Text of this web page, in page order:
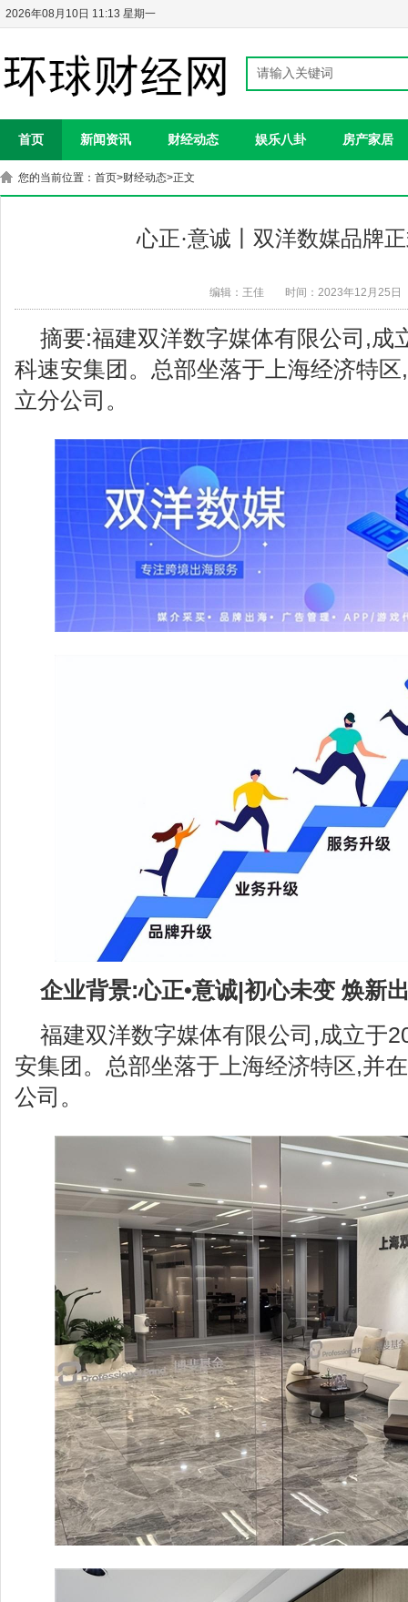
2026年08月10日 11:13 星期一
首页 新闻资讯 财经动态 娱乐八卦 房产家居
您的当前位置： 首页>财经动态>正文
心正·意诚丨双洋数媒品牌
编辑：王佳 时间：2023年12月25日
摘要:福建双洋数字媒体有限公司,成
科速安集团。总部坐落于上海经济特
立分公司。
企业背景:心正•意诚|初心未变 焕新
福建双洋数字媒体有限公司,成立于
安集团。总部坐落于上海经济特区,并
公司。